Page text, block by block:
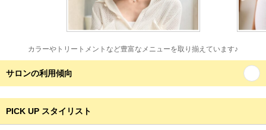
カラーやトリートメントなど豊富なメニューを取り揃えています♪
サロンの利用傾向
PICK UP スタイリスト